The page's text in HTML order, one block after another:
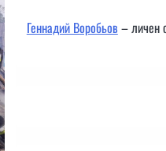
Геннадий Воробьов– личен